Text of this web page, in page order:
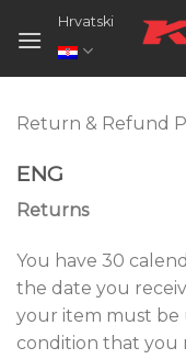
Hrvatski
Return & Refund
ENG
Returns
You have 30
the date you
your item must be
condition that you